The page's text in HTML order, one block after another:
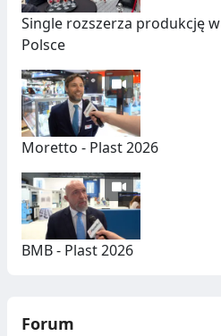
Single rozszerza produkcję w
Polsce
Moretto - Plast 2026
BMB - Plast 2026
Forum